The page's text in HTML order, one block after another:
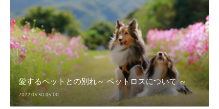
愛するペットとの別れ～ ペットロスについて ～
2022.03.30 05:00